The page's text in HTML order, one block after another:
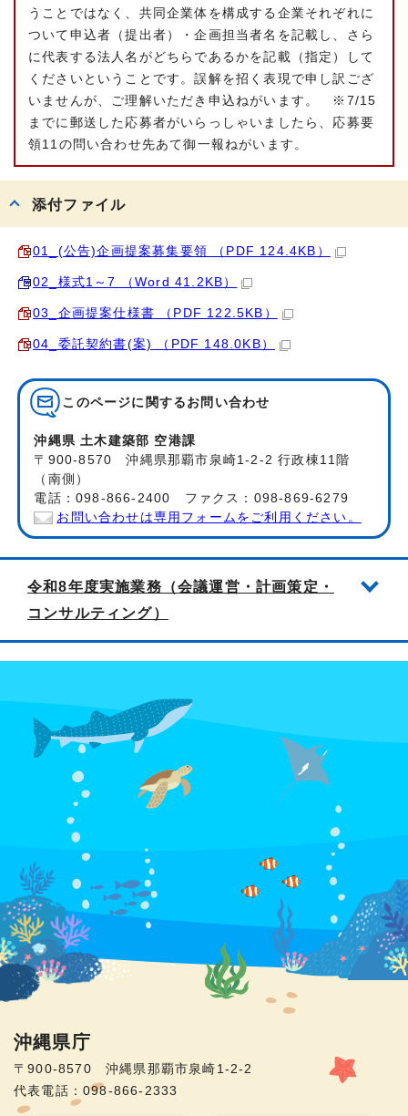
うことではなく、共同企業体を構成する企業それぞれに
ついて申込者（提出者）・企画担当者名を記載し、さら
に代表する法人名がどちらであるかを記載（指定）して
くださいということです。誤解を招く表現で申し訳ござ
いませんが、ご理解いただき申込ねがいます。 ※7/15
までに郵送した応募者がいらっしゃいましたら、応募要
領11の問い合わせ先あて御一報ねがいます。
添付ファイル
01_(公告)企画提案募集要領 （PDF 124.4KB）
02_様式1～7 （Word 41.2KB）
03_企画提案仕様書 （PDF 122.5KB）
04_委託契約書(案) （PDF 148.0KB）
このページに関する お問い合わせ
沖縄県 土木建築部 空港課
〒900-8570 沖縄県那覇市泉崎1-2-2 行政棟11階
（南側）
電話：098-866-2400 ファクス：098-869-6279
お問い合わせは専用フォームをご利用ください。
令和8年度実施業務（会議運営・計画策定・
コンサルティング）
沖縄県庁
〒900-8570 沖縄県那覇市泉崎1-2-2
代表電話：098-866-2333